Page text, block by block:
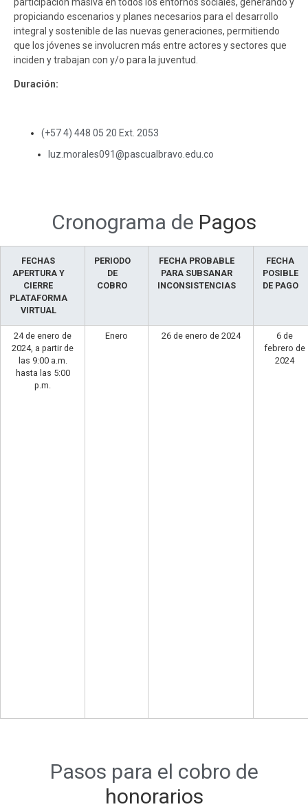
propiciando escenarios y planes necesarios para el desarrollo
integral y sostenible de las nuevas generaciones, permitiendo
que los jóvenes se involucren más entre actores y sectores que
inciden y trabajan con y/o para la juventud.
Duración:
(+57 4) 448 05 20 Ext. 2053
luz.morales091@pascualbravo.edu.co
Cronograma de Pagos
FECHAS
APERTURA Y
CIERRE
PLATAFORMA
VIRTUAL
PERIODO
DE
COBRO
FECHA PROBABLE
PARA SUBSANAR
INCONSISTENCIAS
FECHA
POSIBLE
DE PAGO
24 de enero de
2024, a partir de
las 9:00 a.m.
hasta las 5:00
p.m.
Enero 26 de enero de 2024
6 de
febrero de
2024
Pasos para el cobro de
honorarios